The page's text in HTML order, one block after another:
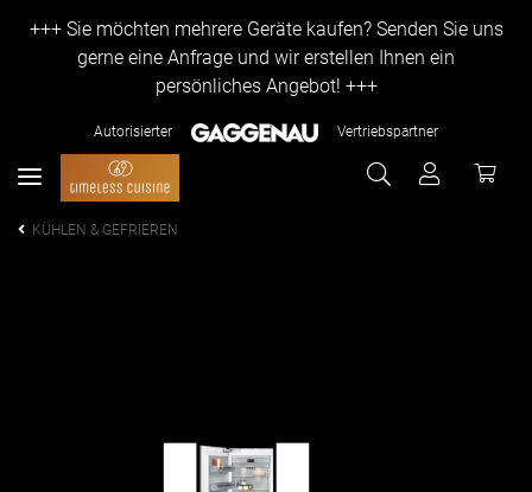
+++ Sie möchten mehrere Geräte kaufen? Senden Sie uns
gerne eine Anfrage und wir erstellen Ihnen ein
persönliches Angebot! +++
Autorisierter Vertriebspartner
KÜHLEN & GEFRIEREN